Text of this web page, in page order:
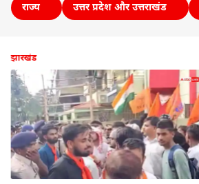
राज्य उत्तर प्रदेश और उत्तराखंड
झारखंड